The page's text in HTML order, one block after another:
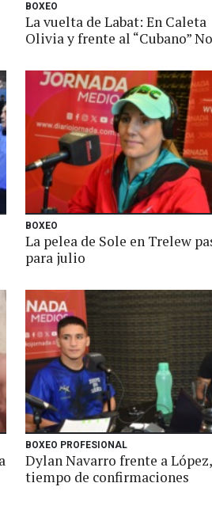
BOXEO
La vuelta de Labat: En Caleta
Olivia y frente al “Cubano”
BOXEO
La pelea de Sole en Trelew
para julio
BOXEO PROFESIONAL
Dylan Navarro frente a
tiempo de confirmaciones